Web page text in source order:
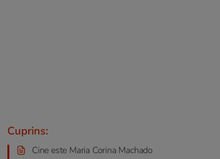
Cuprins:
Cine este Maria Corina Machado